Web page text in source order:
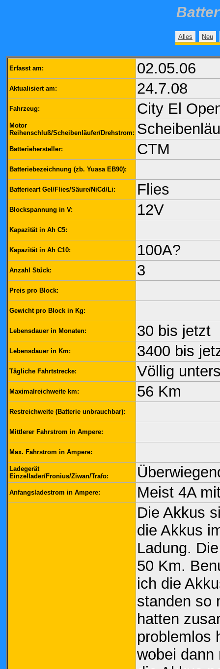
Alles Neu
Erfasst am: 02.05.06
Aktualisiert am: 24.7.08
Fahrzeug: City El
Motor
Reihenschluß/Scheibenläufer/Drehstrom:
Batteriehersteller: CTM
Batteriebezeichnung (zb. Yuasa EB90):
Batterieart Gel/Flies/Säure/NiCd/Li: Flies
Blockspannung in V: 12V
Kapazität in Ah C5:
Kapazität in Ah C10: 100A?
Anzahl Stück: 3
Preis pro Block:
Gewicht pro Block in Kg:
Lebensdauer in Monaten: 30 bis jetzt
Lebensdauer in Km: 3400 bis
Tägliche Fahrtstrecke: Völlig
Maximalreichweite km: 56 Km
Restreichweite (Batterie unbrauchbar):
Mittlerer Fahrstrom in Ampere:
Max. Fahrstrom in Ampere:
Ladegerät
Einzellader/Fronius/Ziwan/Trafo:
Anfangsladestrom in Ampere: Meist 4A
Die Akkus
die Akkus
Ladung.
50 Km.
ich die
standen so
hatten
problemlos
wobei dann